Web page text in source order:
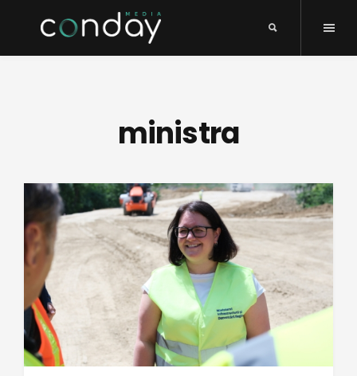
ministra